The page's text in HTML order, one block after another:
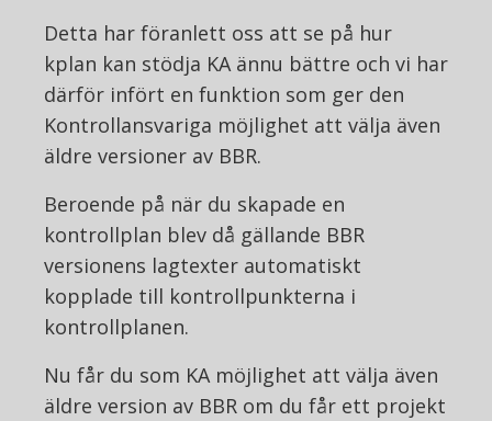
Detta har föranlett oss att se på hur
kplan kan stödja KA ännu bättre och vi har
därför infört en funktion som ger den
Kontrollansvariga möjlighet att välja även
äldre versioner av BBR.
Beroende på när du skapade en
kontrollplan blev då gällande BBR
versionens lagtexter automatiskt
kopplade till kontrollpunkterna i
kontrollplanen.
Nu får du som KA möjlighet att välja även
äldre version av BBR om du får ett projekt